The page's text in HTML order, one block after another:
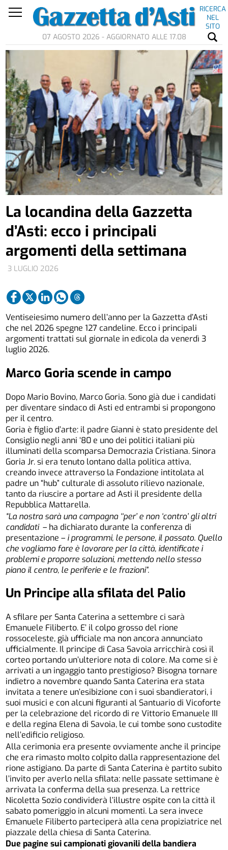
RICERCA
NEL
SITO
07 AGOSTO 2026 - AGGIORNATO ALLE 17.08
3 LUGLIO 2026
La locandina della Gazzetta
d’Asti: ecco i principali
argomenti della settimana
Ventiseiesimo numero dell’anno per la Gazzetta d’Asti
che nel 2026 spegne 127 candeline. Ecco i principali
argomenti trattati sul giornale in edicola da venerdì 3
luglio 2026.
Marco Goria scende in campo
Dopo Mario Bovino, Marco Goria. Sono già due i candidati
per diventare sindaco di Asti ed entrambi si propongono
per il centro.
Goria è figlio d’arte: il padre Gianni è stato presidente del
Consiglio negli anni ‘80 e uno dei politici italiani più
illuminati della scomparsa Democrazia Cristiana. Sinora
Goria Jr. si era tenuto lontano dalla politica attiva,
creando invece attraverso la Fondazione intitolata al
padre un “hub” culturale di assoluto rilievo nazionale,
tanto da riuscire a portare ad Asti il presidente della
Repubblica Mattarella.
“La nostra sarà una campagna ‘‘per’ e non ‘contro’ gli altri
candidati – ha dichiarato durante la conferenza di
presentazione – i programmi, le persone, il passato. Quello
che vogliamo fare è lavorare per la città, identificate i
problemi e proporre soluzioni, mettendo nello stesso
piano il centro, le periferie e le frazioni”.
Un Principealla sfilata del Palio
A sfilare per Santa Caterina a settembre ci sarà
Emanuele Filiberto. E’ il colpo grosso del rione
rossoceleste, già ufficiale ma non ancora annunciato
ufficialmente. Il principe di Casa Savoia arricchirà così il
corteo portando un’ulteriore nota di colore. Ma come si è
arrivati a un ingaggio tanto prestigioso? Bisogna tornare
indietro a novembre quando Santa Caterina era stata
invitata a tenere un’esibizione con i suoi sbandieratori, i
suoi musici e con alcuni figuranti al Santuario di Vicoforte
per la celebrazione del ricordo di re Vittorio Emanuele III
e della regina Elena di Savoia, le cui tombe sono custodite
nell’edificio religioso.
Alla cerimonia era presente ovviamente anche il principe
che era rimasto molto colpito dalla rappresentazione del
rione astigiano. Da parte di Santa Caterina è partito subito
l’invito per averlo nella sfilata: nelle passate settimane è
arrivata la conferma della sua presenza. La rettrice
Nicoletta Sozio condividerà l’illustre ospite con la città il
sabato pomeriggio in alcuni momenti. La sera invece
Emanuele Filiberto parteciperà alla cena propiziatrice nel
piazzale della chiesa di Santa Caterina.
Due pagine sui campionati giovanili della bandiera